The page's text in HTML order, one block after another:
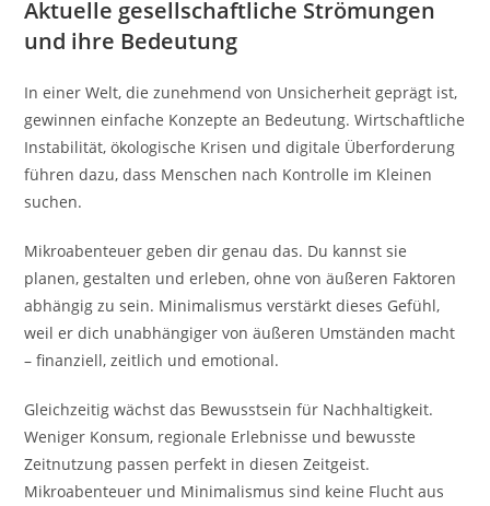
Aktuelle gesellschaftliche Strömungen
und ihre Bedeutung
In einer Welt, die zunehmend von Unsicherheit geprägt ist,
gewinnen einfache Konzepte an Bedeutung. Wirtschaftliche
Instabilität, ökologische Krisen und digitale Überforderung
führen dazu, dass Menschen nach Kontrolle im Kleinen
suchen.
Mikroabenteuer geben dir genau das. Du kannst sie
planen, gestalten und erleben, ohne von äußeren Faktoren
abhängig zu sein. Minimalismus verstärkt dieses Gefühl,
weil er dich unabhängiger von äußeren Umständen macht
– finanziell, zeitlich und emotional.
Gleichzeitig wächst das Bewusstsein für Nachhaltigkeit.
Weniger Konsum, regionale Erlebnisse und bewusste
Zeitnutzung passen perfekt in diesen Zeitgeist.
Mikroabenteuer und Minimalismus sind keine Flucht aus